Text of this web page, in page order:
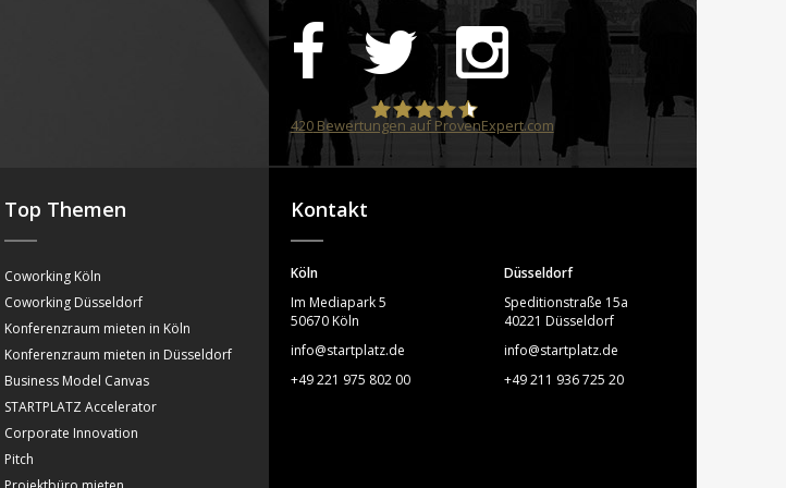
STARTPLATZ
420Bewertungen auf ProvenExpert.com
Top Themen
Coworking Köln
Coworking Düsseldorf
Konferenzraum mieten in Köln
Konferenzraum mieten in Düsseldorf
Business Model Canvas
STARTPLATZ Accelerator
Corporate Innovation
Pitch
Kontakt
Köln
Im Mediapark 5
50670 Köln
info@startplatz.de
+49 221 975 802 00
Düsseldorf
Speditionstraße 15a
40221 Düsseldorf
info@startplatz.de
+49 211 936 725 20